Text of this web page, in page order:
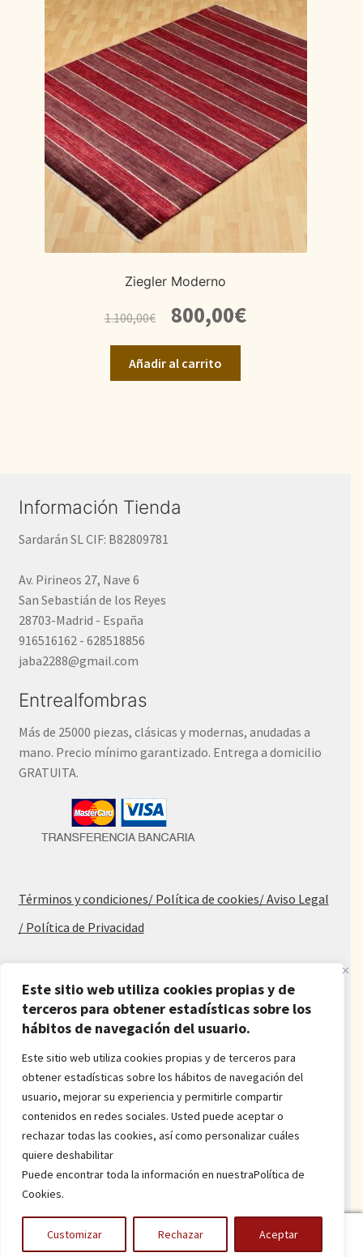
Este sitio web utiliza cookies propias y de
terceros para obtener estadísticas sobre los
hábitos de navegación del usuario.
Este sitio web utiliza cookies propias y de terceros para
obtener estadísticas sobre los hábitos de navegación del
usuario, mejorar su experiencia y permitirle compartir
contenidos en redes sociales. Usted puede aceptar o
rechazar todas las cookies, así como personalizar cuáles
quiere deshabilitar
Puede encontrar toda la información en nuestraPolítica de
Cookies.
Customizar Rechazar Aceptar
Ziegler Moderno
1.100,00€ precio
original
era:
1.100,00€.
800,00€precio
Añadir al carrito
Información Tienda
Sardarán SL CIF: B82809781
Av. Pirineos 27, Nave 6
San Sebastián de los Reyes
28703-Madrid - España
916516162 - 628518856
jaba2288@gmail.com
Entrealfombras
Más de 25000 piezas, clásicas y modernas, anudadas a
mano. Precio mínimo garantizado. Entrega a domicilio
GRATUITA.
Términos y condiciones/ Política de cookies/ Aviso Legal
/ Política de Privacidad
Alfombras baratas
Procedencia de las alfombras
Alfombras económicas
Alfombras a medida
Alfombras orientales
Venta de alfombras
Buscar
Buscar